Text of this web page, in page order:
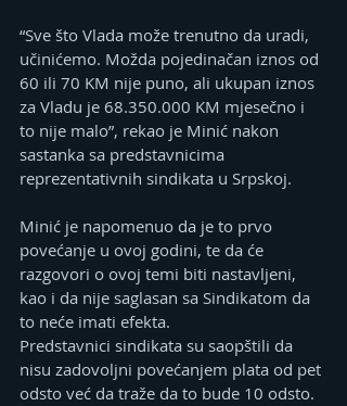
“Sve što Vlada može trenutno da uradi,
učinićemo. Možda pojedinačan iznos od
60 ili 70 KM nije puno, ali ukupan iznos
za Vladu je 68.350.000 KM mjesečno i
to nije malo”, rekao je Minić nakon
sastanka sa predstavnicima
reprezentativnih sindikata u Srpskoj.
Minić je napomenuo da je to prvo
povećanje u ovoj godini, te da će
razgovori o ovoj temi biti nastavljeni,
kao i da nije saglasan sa Sindikatom da
to neće imati efekta.
Predstavnici sindikata su saopštili da
nisu zadovoljni povećanjem plata od pet
odsto već da traže da to bude 10 odsto.